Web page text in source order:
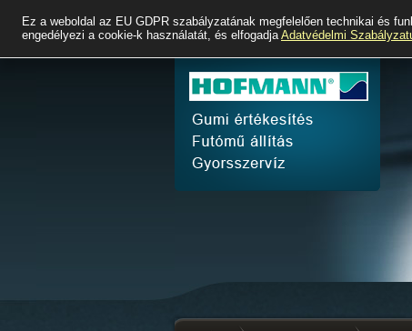
Ez a weboldal az EU GDPR szabályzatának megfelelően technikai és
engedélyezi a cookie-k használatát, és elfogadjaAdatvédelmi